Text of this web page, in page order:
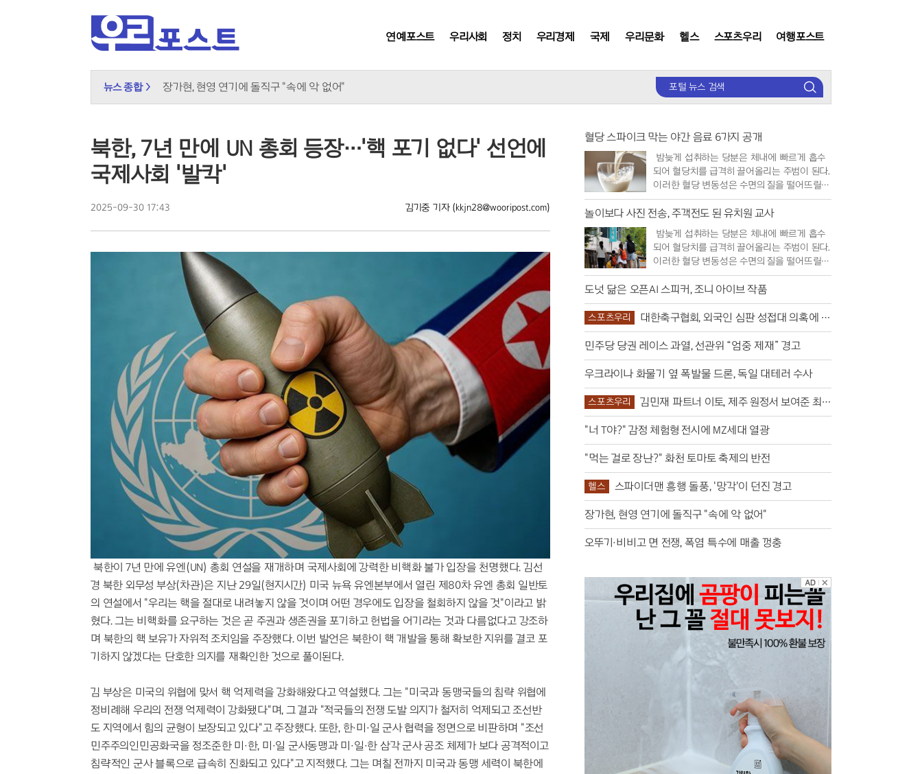
검
색
연예포스트 우리사회 정치 우리경제 국제 우리문화 헬스 스포츠우리 여행포스트
뉴스 종합 >
블랙핑크 10주년 D-1, 로제는 왜 미국에?
장가현, 현영 연기에 돌직구 "속에 악 없어"
"예능이 독 됐나"…정준원, 태도 논란에 외모 비하까지
무더위 쉼터의 진화, 광화문 해피소 이달 말까지 연장
신남성연대 대표 배인규, 자택서 숨진 채 발견
민주당 당권 레이스 과열, 선관위 “엄중 제재” 경고
"그린벨트 대신 재개발" 오세훈, 정부에 건의
국민의힘, 선관위 직무대행 '특검 1호 수사' 촉구
오뚜기·비비고 면 전쟁, 폭염 특수에 매출 껑충
K컬처 300조 시대…법은 여전히 아날로그 수준
우크라이나 화물기 옆 폭발물 드론, 독일 대테러 수사
달에 부딪힌 스페이스X, 과학적 통찰 얻나?
2차 대전 이후 최대 작전? 영국 '요새 작전' 논란
"너 T야?" 감정 체험형 전시에 MZ세대 열광
AI 시대의 예술, 안상수가 제안하는 몸의 감각
질투와 파멸의 기타 리프, 고전 비극 록으로 부활
혈당 스파이크 막는 야간 음료 6가지 공개
스파이더맨 흥행 돌풍, '망각'이 던진 경고
단것만 찾는 당신, 혈당 불균형이 원인일 수도
대한축구협회, 외국인 심판 성접대 의혹에 축구팬 ‘폭발’
김민재 파트너 이토, 제주 원정서 보여준 최악의 매너
유격수 고민 끝낸 KIA, 하주석이 살렸다
"먹는 걸로 장난?" 화천 토마토 축제의 반전
"폭염엔 실내가 답"…롯데호텔 월드 매출 35% 쑥
"BTS 굿즈 찾아 한국행" 리커머스 성지순례
블랙핑크 10주년 D-1, 로제는 왜 미국에?
북한, 7년 만에 UN 총회 등장…'핵 포기 없다' 선언에
국제사회 '발칵'
2025-09-30 17:43 김기중 기자 (kkjn28@wooripost.com)
북한이 7년 만에 유엔(UN) 총회 연설을 재개하며 국제사회에 강력한 비핵화 불가 입장을 천명했다. 김선
경 북한 외무성 부상(차관)은 지난 29일(현지시간) 미국 뉴욕 유엔본부에서 열린 제80차 유엔 총회 일반토
의 연설에서 "우리는 핵을 절대로 내려놓지 않을 것이며 어떤 경우에도 입장을 철회하지 않을 것"이라고 밝
혔다. 그는 비핵화를 요구하는 것은 곧 주권과 생존권을 포기하고 헌법을 어기라는 것과 다름없다고 강조하
며 북한의 핵 보유가 자위적 조치임을 주장했다. 이번 발언은 북한이 핵 개발을 통해 확보한 지위를 결코 포
기하지 않겠다는 단호한 의지를 재확인한 것으로 풀이된다.
김 부상은 미국의 위협에 맞서 핵 억제력을 강화해왔다고 역설했다. 그는 "미국과 동맹국들의 침략 위협에
정비례해 우리의 전쟁 억제력이 강화됐다"며, 그 결과 "적국들의 전쟁 도발 의지가 철저히 억제되고 조선반
도 지역에서 힘의 균형이 보장되고 있다"고 주장했다. 또한, 한·미·일 군사 협력을 정면으로 비판하며 "조선
민주주의인민공화국을 정조준한 미·한, 미·일 군사동맹과 미·일·한 삼각 군사 공조 체제가 보다 공격적이고
침략적인 군사 블록으로 급속히 진화되고 있다"고 지적했다. 그는 며칠 전까지 미국과 동맹 세력이 북한에
혈당 스파이크 막는 야간 음료 6가지 공개
밤늦게 섭취하는 당분은 체내에 빠르게 흡수
되어 혈당치를 급격히 끌어올리는 주범이 된다.
이러한 혈당 변동성은 수면의 질을 떨어뜨릴
뿐만 아니라 장기적으로 대사 질환의 위..
놀이보다 사진 전송, 주객전도 된 유치원 교사
밤늦게 섭취하는 당분은 체내에 빠르게 흡수
되어 혈당치를 급격히 끌어올리는 주범이 된다.
이러한 혈당 변동성은 수면의 질을 떨어뜨릴
뿐만 아니라 장기적으로 대사 질환의 위..
도넛 닮은 오픈AI 스피커, 조니 아이브 작품
스포츠우리
대한축구협회, 외국인 심판 성접대 의혹에 축
구팬 ‘폭발’
민주당 당권 레이스 과열, 선관위 “엄중 제재” 경고
우크라이나 화물기 옆 폭발물 드론, 독일 대테러 수사
스포츠우리
김민재 파트너 이토, 제주 원정서 보여준 최
악의 매너
"너 T야?" 감정 체험형 전시에 MZ세대 열광
"먹는 걸로 장난?" 화천 토마토 축제의 반전
헬스 스파이더맨 흥행 돌풍, '망각'이 던진 경고
장가현, 현영 연기에 돌직구 "속에 악 없어"
오뚜기·비비고 면 전쟁, 폭염 특수에 매출 껑충